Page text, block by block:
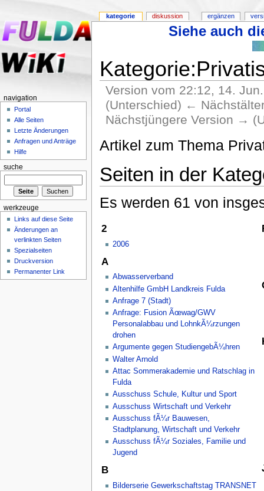
Siehe auch
Version vom 22:12, 14.
(Unterschied) ←
Nächstjüngere Version →
Artikel zum Thema
Seiten in der
Es werden 61 von
2
2006
A
Abwasserverband
Altenhilfe GmbH Landkreis Fulda
Anfrage 7 (Stadt)
Anfrage: Fusion Ãœwag/GWV
Personalabbau und LohnkÃ¼rzungen
drohen
Argumente gegen StudiengebÃ¼hren
Walter Arnold
Attac Sommerakademie und Ratschlag in
Fulda
Ausschuss Schule, Kultur und Sport
Ausschuss Wirtschaft und Verkehr
Ausschuss fÃ¼r Bauwesen,
Stadtplanung, Wirtschaft und Verkehr
Ausschuss fÃ¼r Soziales, Familie und
Jugend
B
Bilderserie Gewerkschaftstag TRANSNET
kategorie diskussion ergänzen
navigation
Portal
Alle Seiten
Letzte Änderungen
Anfragen und Anträge
Hilfe
suche
werkzeuge
Links auf diese Seite
Änderungen an
verlinkten Seiten
Spezialseiten
Druckversion
Permanenter Link